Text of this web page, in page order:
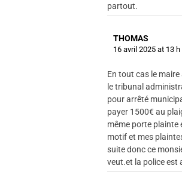
partout.
THOMAS
16 avril 2025 at 13
En tout cas le
le tribunal
pour arrêté
payer 1500€ au
même porte plainte
motif et mes
suite donc ce
veut.et la police est